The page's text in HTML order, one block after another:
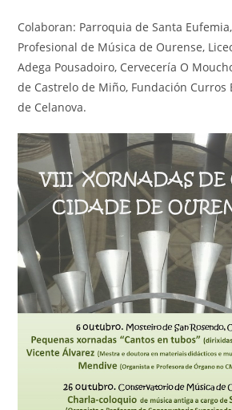
Colaboran: Parroquia de Santa
Profesional de Música de Ourense,
Adega Pousadoiro, Cervecería O
de Castrelo de Miño, Fundación Curros
de Celanova.